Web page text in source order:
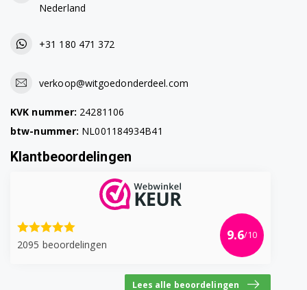
F12WM7SLIM
F14952WHS
F14AW8S
F14AW9S2
F14J72WHS
Nederland
+31 180 471 372
verkoop@witgoedonderdeel.com
KVK nummer: 24281106
btw-nummer: NL001184934B41
Klantbeoordelingen
2095 beoordelingen
9.6/10
Lees alle beoordelingen